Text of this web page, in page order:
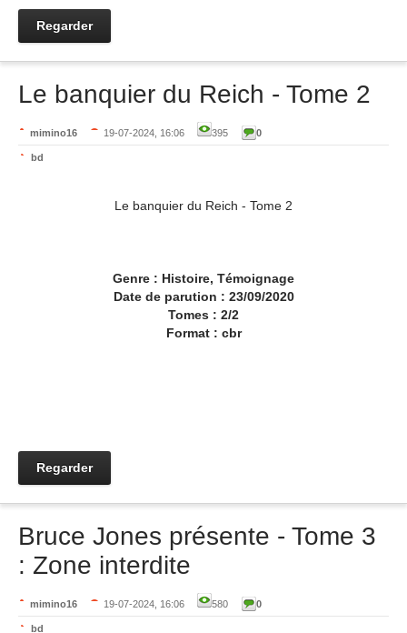
Regarder
Le banquier du Reich - Tome 2
mimino16 19-07-2024, 16:06 395 0
bd
Le banquier du Reich - Tome 2
Genre : Histoire, Témoignage
Date de parution : 23/09/2020
Tomes : 2/2
Format : cbr
Regarder
Bruce Jones présente - Tome 3
: Zone interdite
mimino16 19-07-2024, 16:06 580 0
bd